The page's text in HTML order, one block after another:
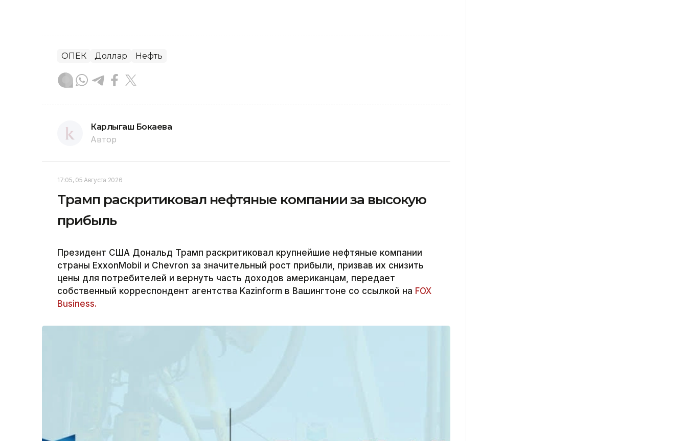
ОПЕК Доллар Нефть
Карлыгаш Бокаева
Автор
17:05, 05 Августа 2026
Трамп раскритиковал нефтяные компании за высокую
прибыль
Президент США Дональд Трамп раскритиковал крупнейшие нефтяные компании
страны ExxonMobil и Chevron за значительный рост прибыли, призвав их снизить
цены для потребителей и вернуть часть доходов американцам, передает
собственный корреспондент агентства Kazinform в Вашингтоне со ссылкой на FOX
Business.